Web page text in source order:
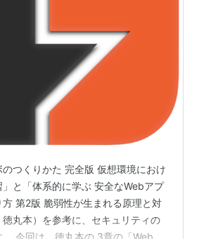
のつくりかた 完全版 仮想環境におけ
と「体系的に学ぶ 安全なWebアプ
方 第2版 脆弱性が生まれる原理と対
丸本）を参考に、セキュリティの